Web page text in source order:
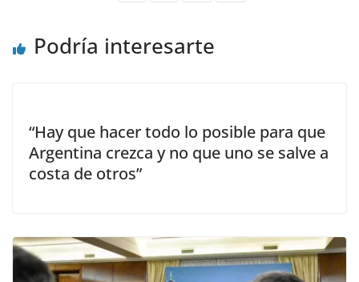
Podría interesarte
“Hay que hacer todo lo posible para que
Argentina crezca y no que uno se salve a
costa de otros”